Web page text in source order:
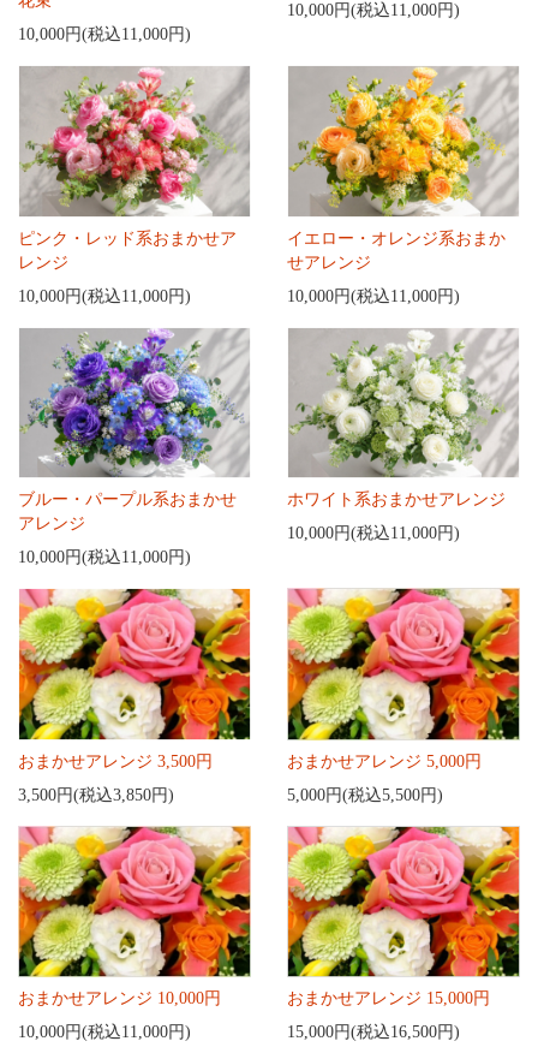
10,000円(税込11,000円)
10,000円(税込11,000円)
ピンク・レッド系おまかせア
レンジ
10,000円(税込11,000円)
イエロー・オレンジ系おまか
せアレンジ
10,000円(税込11,000円)
ブルー・パープル系おまかせ
アレンジ
10,000円(税込11,000円)
ホワイト系おまかせアレンジ
10,000円(税込11,000円)
おまかせアレンジ 3,500円
3,500円(税込3,850円)
おまかせアレンジ 5,000円
5,000円(税込5,500円)
おまかせアレンジ 10,000円
10,000円(税込11,000円)
おまかせアレンジ 15,000円
15,000円(税込16,500円)